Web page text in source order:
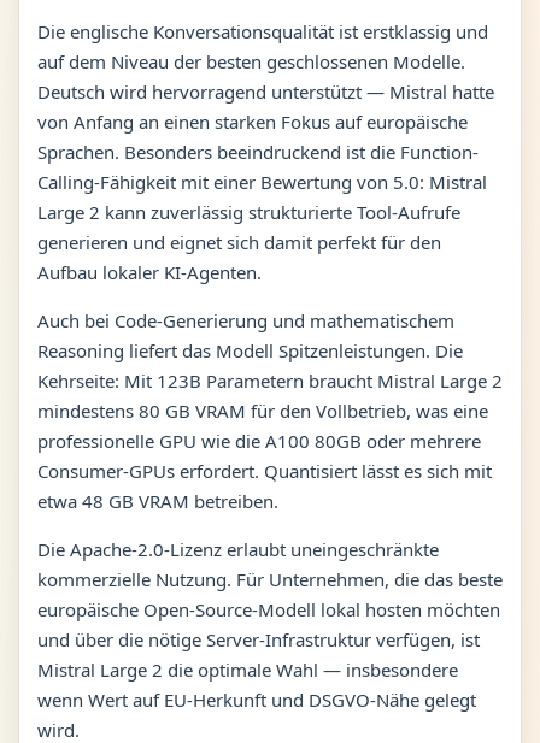
Die englische Konversationsqualität ist erstklassig und
auf dem Niveau der besten geschlossenen Modelle.
Deutsch wird hervorragend unterstützt — Mistral hatte
von Anfang an einen starken Fokus auf europäische
Sprachen. Besonders beeindruckend ist die Function-
Calling-Fähigkeit mit einer Bewertung von 5.0: Mistral
Large 2 kann zuverlässig strukturierte Tool-Aufrufe
generieren und eignet sich damit perfekt für den
Aufbau lokaler KI-Agenten.
Auch bei Code-Generierung und mathematischem
Reasoning liefert das Modell Spitzenleistungen. Die
Kehrseite: Mit 123B Parametern braucht Mistral Large 2
mindestens 80 GB VRAM für den Vollbetrieb, was eine
professionelle GPU wie die A100 80GB oder mehrere
Consumer-GPUs erfordert. Quantisiert lässt es sich mit
etwa 48 GB VRAM betreiben.
Die Apache-2.0-Lizenz erlaubt uneingeschränkte
kommerzielle Nutzung. Für Unternehmen, die das beste
europäische Open-Source-Modell lokal hosten möchten
und über die nötige Server-Infrastruktur verfügen, ist
Mistral Large 2 die optimale Wahl — insbesondere
wenn Wert auf EU-Herkunft und DSGVO-Nähe gelegt
wird.